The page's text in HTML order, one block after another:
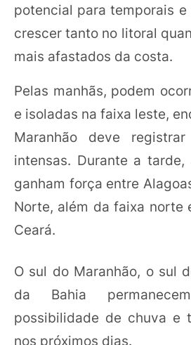
potencial para temporais
crescer tanto no litoral
mais afastados da costa.
Pelas manhãs, podem
e isoladas na faixa leste,
Maranhão deve
intensas. Durante a
ganham força entre
Norte, além da faixa norte
Ceará.
O sul do Maranhão, o sul
da Bahia
possibilidade de chuva e
nos próximos dias.